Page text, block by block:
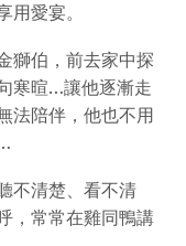
愛宴。
獅伯，前去家中探
寒暄…讓他逐漸走
法陪伴，他也不用
不清楚、看不清
，常常在雞同鴨講